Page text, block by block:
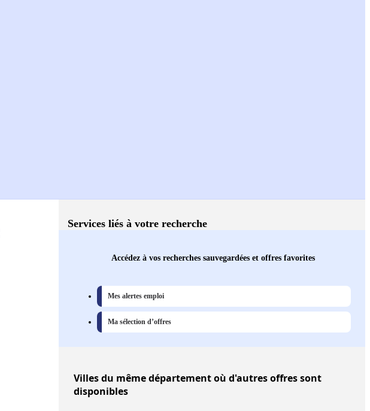
Services liés à votre recherche
Accédez à vos recherches sauvegardées et offres favorites
Mes alertes emploi
Ma sélection d’offres
Villesdu même département où d'autres offres sont
disponibles